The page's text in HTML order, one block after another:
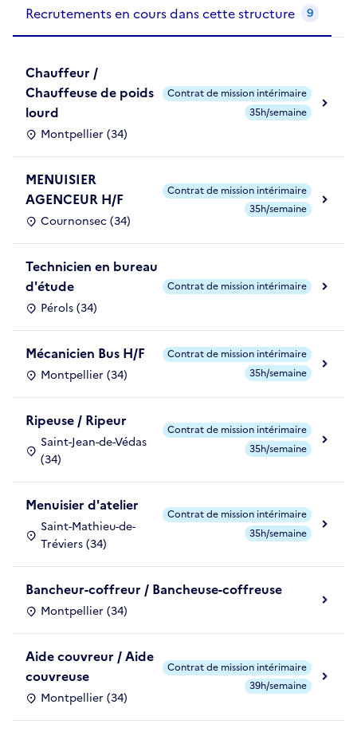
Recrutements en cours dans cette structure 9
Chauffeur /
Chauffeuse de poids
lourd
Montpellier (34)
Contrat de mission intérimaire
35h/semaine
MENUISIER
AGENCEUR H/F
Cournonsec (34)
Contrat de mission intérimaire
35h/semaine
Technicien en bureau
d'étude
Pérols (34)
Contrat de mission intérimaire
Mécanicien Bus H/F
Montpellier (34)
Contrat de mission intérimaire
35h/semaine
Ripeuse / Ripeur
Saint-Jean-de-Védas
(34)
Contrat de mission intérimaire
35h/semaine
Menuisier d'atelier
Saint-Mathieu-de-
Tréviers (34)
Contrat de mission intérimaire
35h/semaine
Bancheur-coffreur / Bancheuse-coffreuse
Montpellier (34)
Aide couvreur / Aide
couvreuse
Montpellier (34)
Contrat de mission intérimaire
39h/semaine